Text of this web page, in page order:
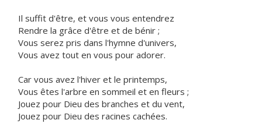
Il suffit d'être, et vous vous entendrez
Rendre la grâce d'être et de bénir ;
Vous serez pris dans l'hymne d'univers,
Vous avez tout en vous pour adorer.
Car vous avez l'hiver et le printemps,
Vous êtes l'arbre en sommeil et en fleurs ;
Jouez pour Dieu des branches et du vent,
Jouez pour Dieu des racines cachées.